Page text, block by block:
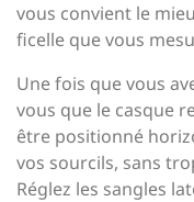
vous convient le
ficelle que vous
Une fois que vous
vous que le casque
être positionné
vos sourcils, sans
Réglez les sangles